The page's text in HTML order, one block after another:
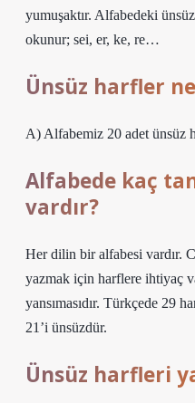
yumuşaktır. Alfabedeki
okunur; sei, er, ke, re…
Ünsüz harfler
A) Alfabemiz 20 adet ünsüz
Alfabede kaç
vardır?
Her dilin bir alfabesi vardır.
yazmak için harflere ihtiyaç
yansımasıdır. Türkçede 29
21’i ünsüzdür.
Ünsüz harfleri